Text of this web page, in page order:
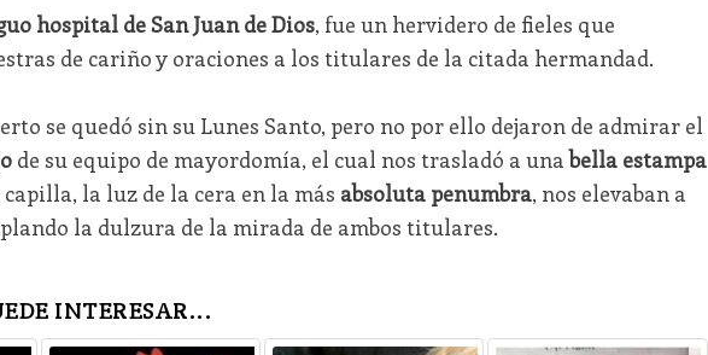
hospital de San Juan de Dios, fue un hervidero de fieles que
de cariño y oraciones a los titulares de la citada hermandad.
se quedó sin su Lunes Santo, pero no por ello dejaron de admirar el
de su equipo de mayordomía, el cual nos trasladó a unabella estampa
la luz de la cera en la más absoluta penumbra, nos elevaban a
la dulzura de la mirada de ambos titulares.
INTERESAR...